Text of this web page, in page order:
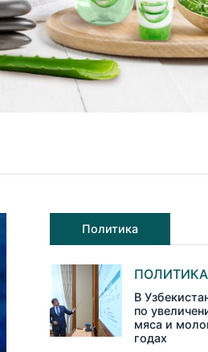
Политика
ПОЛИТИКА
В
по
мяса и
годах